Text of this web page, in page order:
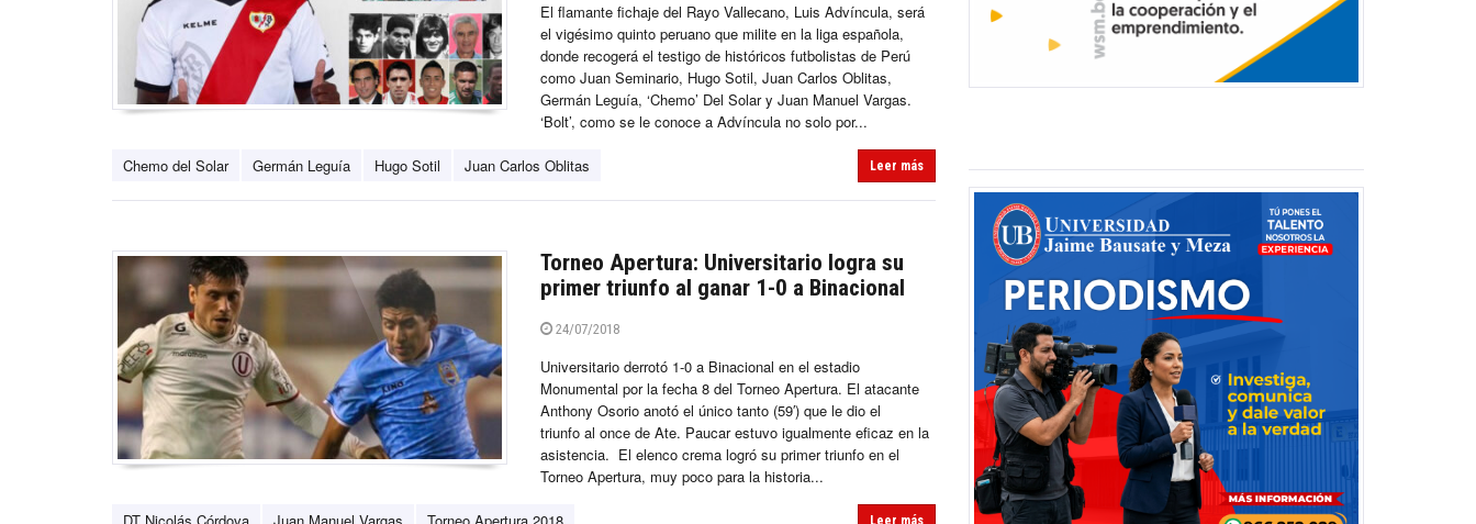
El flamante fichaje del Rayo Vallecano, Luis Advíncula, será
el vigésimo quinto peruano que milite en la liga española,
donde recogerá el testigo de históricos futbolistas de Perú
como Juan Seminario, Hugo Sotil, Juan Carlos Oblitas,
Germán Leguía, ‘Chemo’ Del Solar y Juan Manuel Vargas.
‘Bolt’, como se le conoce a Advíncula no solo por...
Chemo del Solar Germán Leguía Hugo Sotil Juan Carlos Oblitas Leer más
Torneo Apertura: Universitario logra su
primer triunfo al ganar 1-0 a Binacional
24/07/2018
Universitario derrotó 1-0 a Binacional en el estadio
Monumental por la fecha 8 del Torneo Apertura. El atacante
Anthony Osorio anotó el único tanto (59′) que le dio el
triunfo al once de Ate. Paucar estuvo igualmente eficaz en la
asistencia. El elenco crema logró su primer triunfo en el
Torneo Apertura, muy poco para la historia...